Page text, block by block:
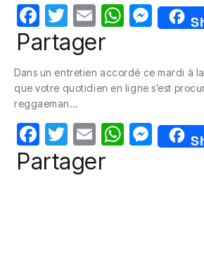
F
a
e
b
o
o
k
T
w
itt
er
E
m
W
s
p
p
M
e
e
g
er
Partager
Dans un entretien accordé ce mardi à
que votre quotidien en ligne s’est
reggaeman…
F
a
T
w
itt
E
m
W M
e
Partager